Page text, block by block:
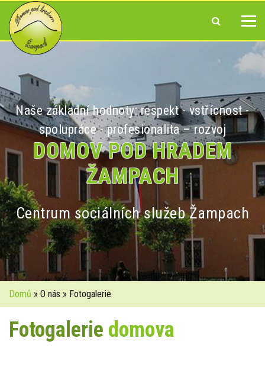
Naše základní hodnoty: respekt - vstřícnost -
spolupráce - profesionalita – rozvoj
DOMOV POD HRADEM
ŽAMPACH
Centrum sociálních služeb Žampach
Domů » O nás » Fotogalerie
Fotogalerie domova